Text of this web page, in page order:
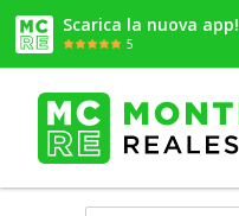
Scarica la nuova app!
5